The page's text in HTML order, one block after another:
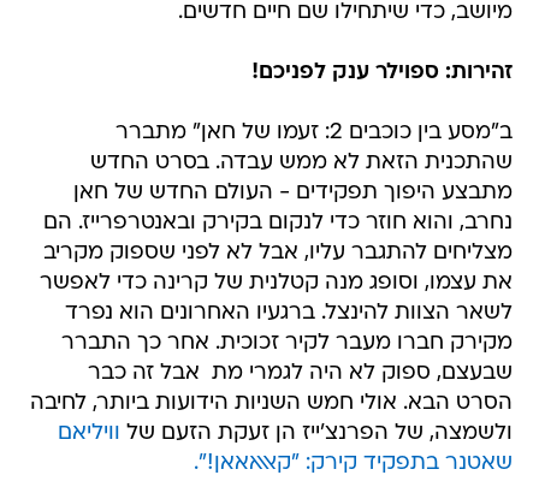
מיושב, כדי שיתחילו שם חיים חדשים.
זהירות: ספוילר ענק לפניכם!
ב"מסע בין כוכבים 2: זעמו של חאן" מתברר
שהתכנית הזאת לא ממש עבדה. בסרט החדש
מתבצע היפוך תפקידים - העולם החדש של חאן
נחרב, והוא חוזר כדי לנקום בקירק ובאנטרפרייז. הם
מצליחים להתגבר עליו, אבל לא לפני שספוק מקריב
את עצמו, וסופג מנה קטלנית של קרינה כדי לאפשר
לשאר הצוות להינצל. ברגעיו האחרונים הוא נפרד
מקירק חברו מעבר לקיר זכוכית. אחר כך התברר
שבעצם, ספוק לא היה לגמרי מת  אבל זה כבר
הסרט הבא. אולי חמש השניות הידועות ביותר, לחיבה
ולשמצה, של הפרנצ'ייז הן זעקת הזעם של וויליאם
שאטנר בתפקיד קירק: "קאאאאאן!".